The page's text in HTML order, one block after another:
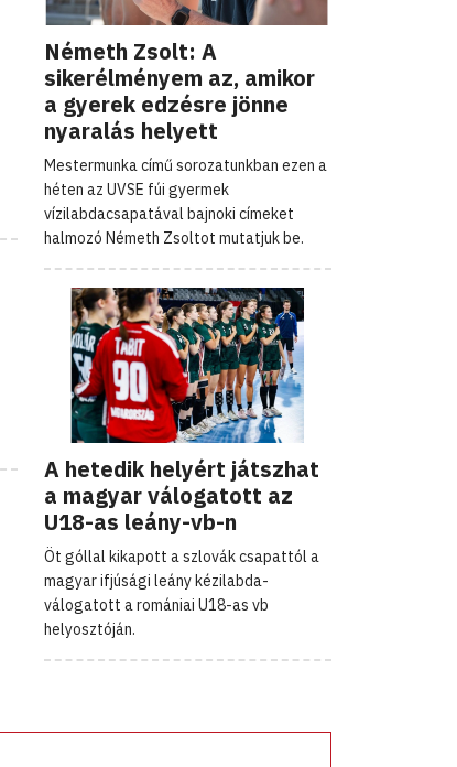
Németh Zsolt: A
sikerélményem az, amikor
a gyerek edzésre jönne
nyaralás helyett
Mestermunka című sorozatunkban ezen a
héten az UVSE fúi gyermek
vízilabdacsapatával bajnoki címeket
halmozó Németh Zsoltot mutatjuk be.
A hetedik helyért játszhat
a magyar válogatott az
U18-as leány-vb-n
Öt góllal kikapott a szlovák csapattól a
magyar ifjúsági leány kézilabda-
válogatott a romániai U18-as vb
helyosztóján.